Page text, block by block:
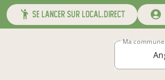
se lancer sur local.direct
Ma commune